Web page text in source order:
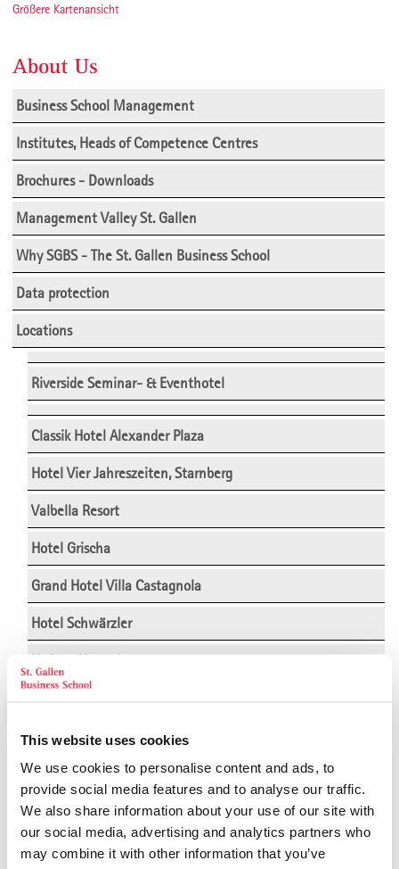
This website uses cookies
We use cookies to personalise content and ads, to
provide social media features and to analyse our traffic.
We also share information about your use of our site with
our social media, advertising and analytics partners who
may combine it with other information that you’ve
Größere Kartenansicht
About Us
Business School Management
Institutes, Heads of Competence Centres
Brochures - Downloads
Management Valley St. Gallen
Why SGBS - The St. Gallen Business School
Data protection
Locations
Riverside Seminar- & Eventhotel
Classik Hotel Alexander Plaza
Hotel Vier Jahreszeiten, Starnberg
Valbella Resort
Hotel Grischa
Grand Hotel Villa Castagnola
Hotel Schwärzler
Hofgut Algertshausen
Hotel Saratz, Pontresina/Engadin
Adula Hotel, Flims
Althoff Hotel am Schlossgarten, Stuttgart
Althoff Hotel Schloss Bensberg, Köln